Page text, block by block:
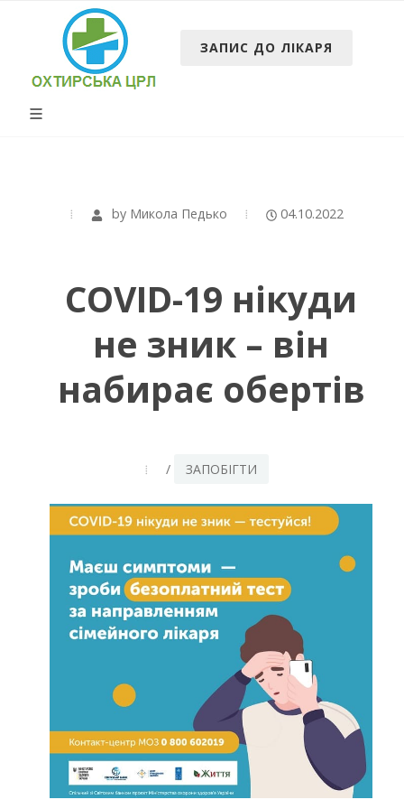
ЗАПИС ДО ЛІКАРЯ
by Микола Педько 04.10.2022
COVID-19 нікуди
не зник – він
набирає обертів
/ ЗАПОБІГТИ